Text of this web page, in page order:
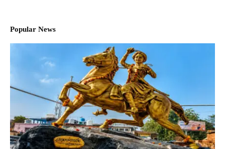
Popular News